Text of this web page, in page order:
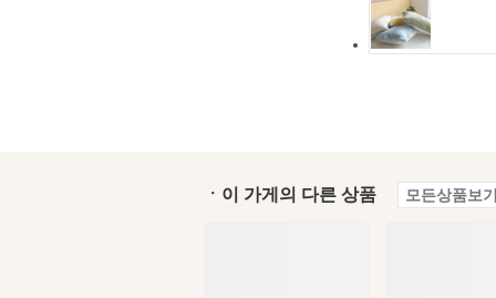
ㆍ이 가게의 다른 상품 모든상품보